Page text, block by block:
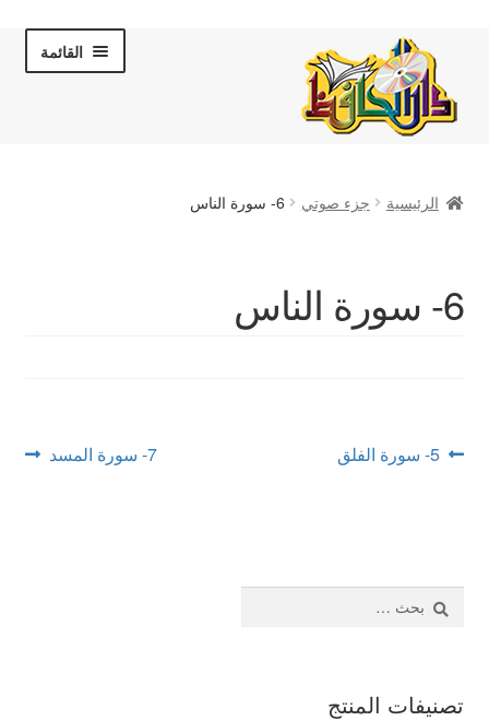
navigation
content
القائمة
المكتبة المرئية
فروعنا
الرئيسية جزء صوتي 6- سورة الناس
6- سورة الناس
تصفّح
Previous
5- سورة الفلق
Next
7- سورة المسد
عن:
تصنيفات المنتج